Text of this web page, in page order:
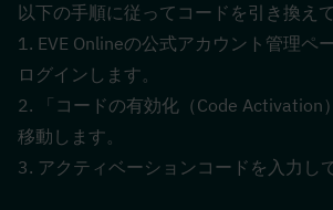
以下の手順に従ってコードを引き換え
1. EVE Onlineの公式アカウント管理ペ
ログインします。
2. 「コードの有効化（Code Activation
移動します。
3. アクティベーションコードを入力し